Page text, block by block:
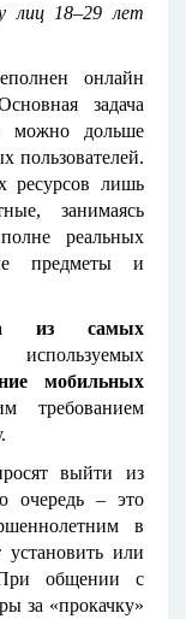
лиц 18–29 лет
онлайн
задача
можно дольше
пользователей.
ресурсов лишь
занимаясь
реальных
предметы и
из самых
мобильных
требованием
выйти из
очередь – это
в
или
При общении с
за «прокачку»